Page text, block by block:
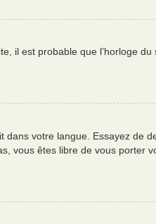
il est probable que l’horloge
dans votre langue. Essayez de
vous êtes libre de vous porter